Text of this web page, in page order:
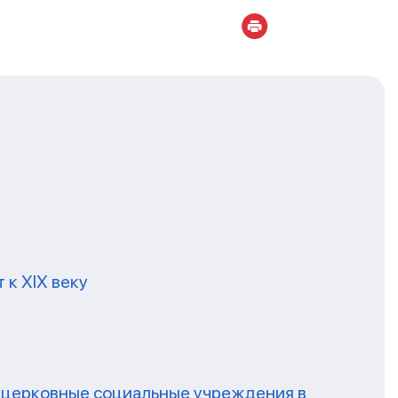
XIX веку
социальные учреждения в